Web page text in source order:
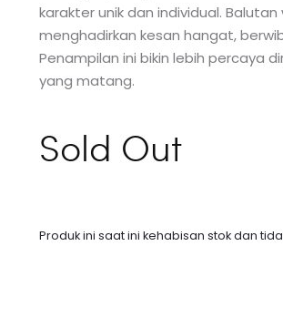
karakter unik dan individual.
menghadirkan kesan hangat,
Penampilan ini bikin lebih percaya
yang matang.
Sold Out
Produk ini saat ini kehabisan stok dan